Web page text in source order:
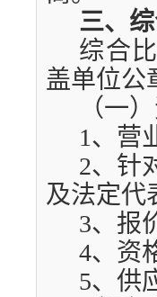
三、
综合
盖单位公
（一
1、营
2、针
及法定代
3、报
4、资
5、供